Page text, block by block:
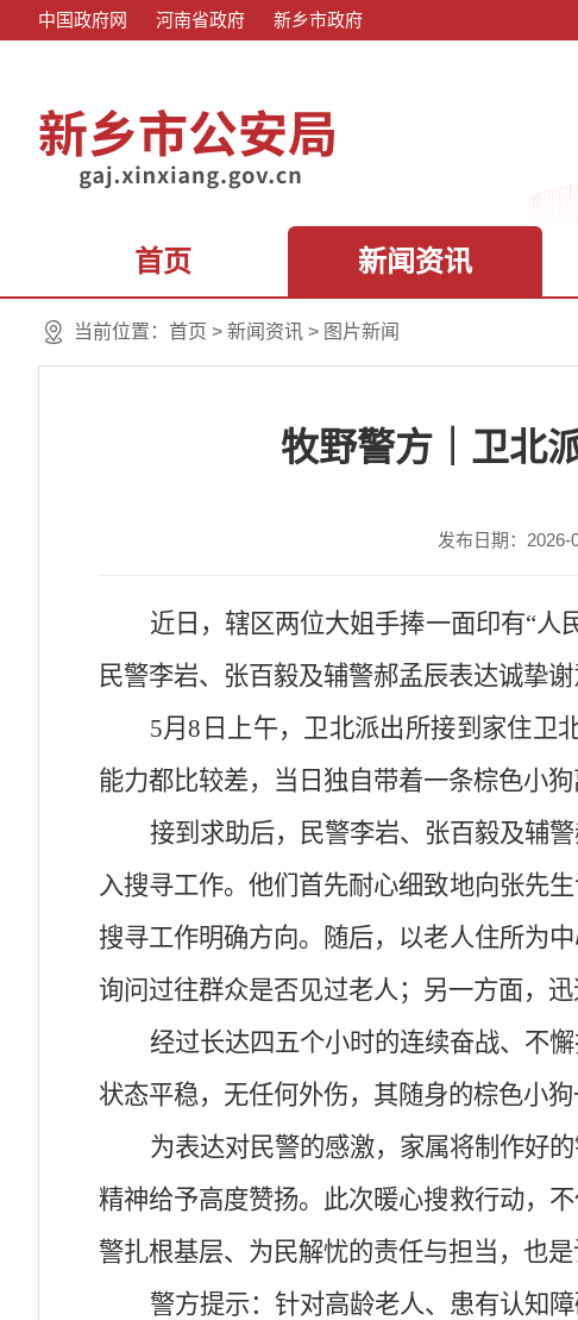
中国政府网 河南省政府 新乡市政府
首页 新闻资讯
当前位置： 首页 > 新闻资讯 > 图片新闻
牧野警方｜卫北
发布日期：2026-
近日，辖区两位大姐手捧一面印有“人
民警李岩、张百毅及辅警郝孟辰表达诚挚
5月8日上午，卫北派出所接到家住卫
能力都比较差，当日独自带着一条棕色小
接到求助后，民警李岩、张百毅及辅
入搜寻工作。他们首先耐心细致地向张先
搜寻工作明确方向。随后，以老人住所为
询问过往群众是否见过老人；另一方面，
经过长达四五个小时的连续奋战、不
状态平稳，无任何外伤，其随身的棕色小
为表达对民警的感激，家属将制作好
精神给予高度赞扬。此次暖心搜救行动，
警扎根基层、为民解忧的责任与担当，也
警方提示：针对高龄老人、患有认知